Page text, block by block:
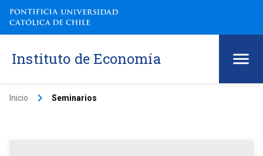
Instituto de Economía
Inicio keyboard_arrow_right Seminarios